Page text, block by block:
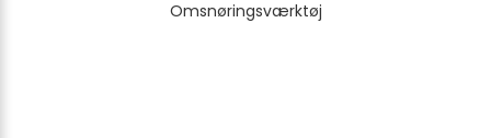
Omsnøringsværktøj